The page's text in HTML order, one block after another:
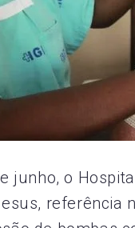
junho, o
referência